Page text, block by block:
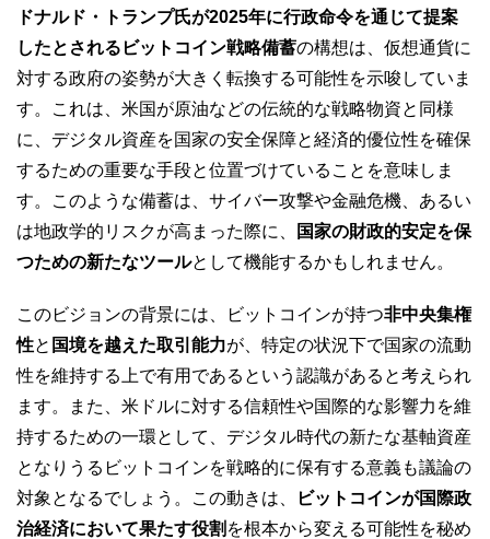
ドナルド・トランプ氏が2025年に行政命令を通じて提案
したとされるビットコイン戦略備蓄の構想は、仮想通貨に
対する政府の姿勢が大きく転換する可能性を示唆していま
す。これは、米国が原油などの伝統的な戦略物資と同様
に、デジタル資産を国家の安全保障と経済的優位性を確保
するための重要な手段と位置づけていることを意味しま
す。このような備蓄は、サイバー攻撃や金融危機、あるい
は地政学的リスクが高まった際に、
国家の財政的安定を保
つための新たなツールとして機能するかもしれません。
このビジョンの背景には、ビットコインが持つ非中央集権
性と 国境を越えた取引能力が、特定の状況下で国家の流動
性を維持する上で有用であるという認識があると考えられ
ます。また、米ドルに対する信頼性や国際的な影響力を維
持するための一環として、デジタル時代の新たな基軸資産
となりうるビットコインを戦略的に保有する意義も議論の
対象となるでしょう。この動きは、
ビットコインが国際政
治経済において果たす役割 を根本から変える可能性を秘め